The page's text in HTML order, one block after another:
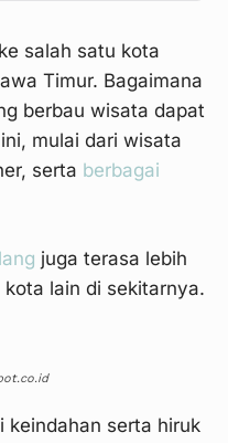
salah satu kota
Timur. Bagaimana
berbau wisata dapat
mulai dari wisata
serta berbagai
juga terasa lebih
lain di sekitarnya.
keindahan serta hiruk